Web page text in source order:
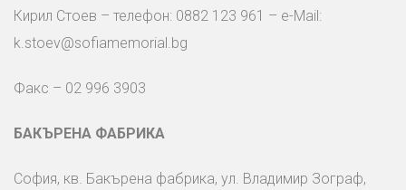
Кирил Стоев – телефон: 0882 123 961 – e-Mail:
k.stoev@sofiamemorial.bg
Фaкс – 02 996 3903
БАКЪРЕНА ФАБРИКА
София, кв. Бакърена фабрика, ул. Владимир Зограф,